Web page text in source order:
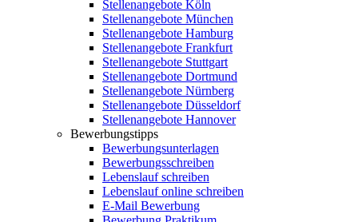
Stellenangebote Köln
Stellenangebote München
Stellenangebote Hamburg
Stellenangebote Frankfurt
Stellenangebote Stuttgart
Stellenangebote Dortmund
Stellenangebote Nürnberg
Stellenangebote Düsseldorf
Stellenangebote Hannover
Bewerbungstipps
Bewerbungsunterlagen
Bewerbungsschreiben
Lebenslauf schreiben
Lebenslauf online schreiben
E-Mail Bewerbung